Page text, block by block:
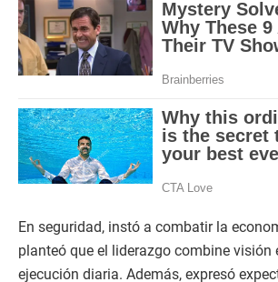
En seguridad, instó a combatir la
planteó que el liderazgo combine visión
ejecución diaria. Además, expresó